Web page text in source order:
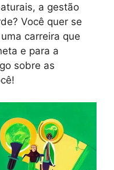
a gestão
Você quer se
carreira que
e para a
sobre as